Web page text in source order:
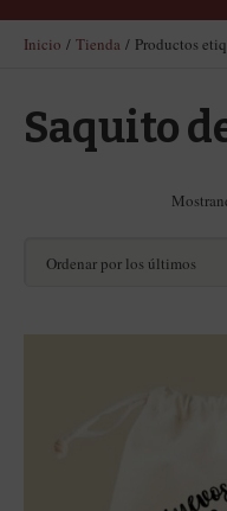
Inicio / Tienda / Productos
Saquito